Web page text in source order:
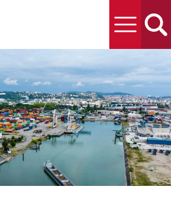
Le port de Lyon
Les services portuaires
Vous implanter au port de Lyon
Le port au service des territoires